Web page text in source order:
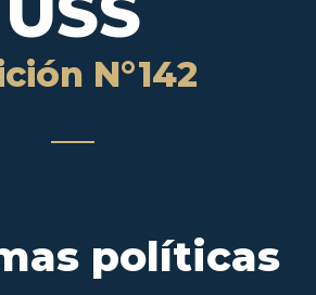
N°142
políticas